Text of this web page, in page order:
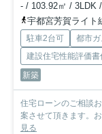
- / 103.92㎡ / 3LDK
宇都宮芳賀ライト
駐車2台可 都市ガ
建設住宅性能評価書
新築
住宅ローンのご相談
案させて頂きます。
見る